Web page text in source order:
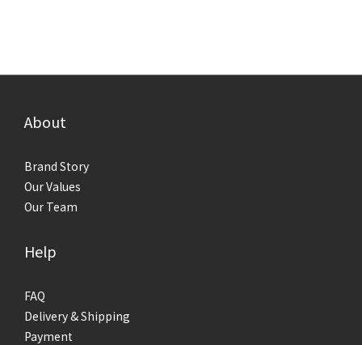
About
Brand Story
Our Values
Our Team
Help
FAQ
Delivery & Shipping
Payment